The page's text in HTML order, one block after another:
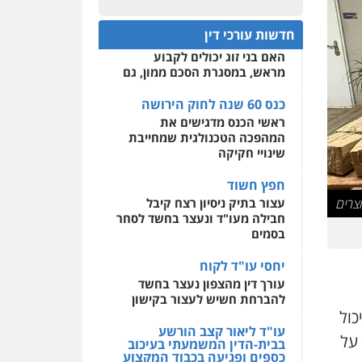
על
פלילי פשיעה חמורה
מעצרים וחקירות
0505212444
עו"ד אסף גונן
פלילי פשע חמור תעבורה
צבא מעצרים וחקירות
0542255161
גל דהן – משרד עורך דין
פלילי
0544723840
גיל פרידמן – משרד עו"ד
וחקירות מחיקת רישום פלילי
0503366733
0522508109
אחסון אתרים
מהירות הגנה גיבוי
לעורכי דין
מרכז התחלה חדשה
שירותים מקצועיים לעורכי
דין
0544500346
חדשות עורכי דין
המתח שבין חוק יחסי ממון
לבין חוק הירושה
האם בני זוג יכולים לקבוע
מראש, במסגרת הסכם ממון, גם
כנס 60 שנה לחוק הירושה
ראשי הכנס מדגישים את
המהפכה הטכנולגית שמחייבת
שינויי חקיקה
חפץ חשוד
עצור בתיק ניסיון רצח קיבל
חבילה מעו"ד ונעצר בחשד לסחר
בסמים
יחסי עו"ד לקוח
עורך דין מהצפון נעצר בחשד
להברחת חשיש לעצור בקישון
עו"ד ליאור קצב הורשע
בבית-הדין המשמעתי בעיכוב
כספים ופגיעה בכבוד המקצוע